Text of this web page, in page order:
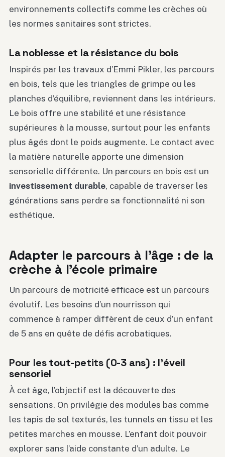
environnements collectifs comme les crèches où
les normes sanitaires sont strictes.
La noblesse et la résistance du bois
Inspirés par les travaux d’Emmi Pikler, les parcours
en bois, tels que les triangles de grimpe ou les
planches d’équilibre, reviennent dans les intérieurs.
Le bois offre une stabilité et une résistance
supérieures à la mousse, surtout pour les enfants
plus âgés dont le poids augmente. Le contact avec
la matière naturelle apporte une dimension
sensorielle différente. Un parcours en bois est un
investissement durable, capable de traverser les
générations sans perdre sa fonctionnalité ni son
esthétique.
Adapter le parcours à l’âge : de la
crèche à l’école primaire
Un parcours de motricité efficace est un parcours
évolutif. Les besoins d’un nourrisson qui
commence à ramper diffèrent de ceux d’un enfant
de 5 ans en quête de défis acrobatiques.
Pour les tout-petits (0-3 ans) : l’éveil
sensoriel
À cet âge, l’objectif est la découverte des
sensations. On privilégie des modules bas comme
les tapis de sol texturés, les tunnels en tissu et les
petites marches en mousse. L’enfant doit pouvoir
explorer sans l’aide constante d’un adulte. Le